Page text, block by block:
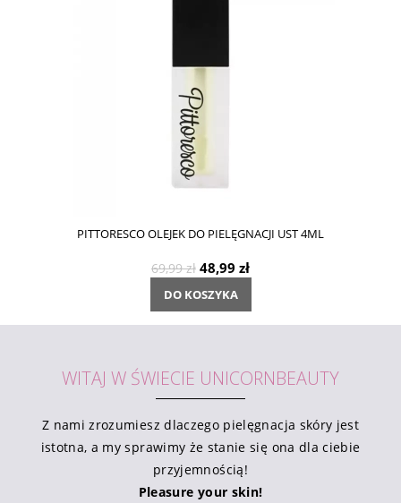
PITTORESCO OLEJEK DO PIELĘGNACJI UST 4ML
69,99 zł 48,99 zł
DO KOSZYKA
WITAJ W ŚWIECIE UNICORNBEAUTY
Z nami zrozumiesz dlaczego pielęgnacja skóry jest
istotna, a my sprawimy że stanie się ona dla ciebie
przyjemnością!
Pleasure your skin!